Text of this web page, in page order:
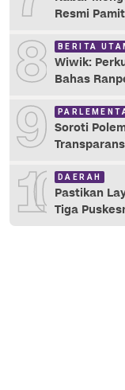
Resmi
8 BERITA
Wiwik:
Bahas
9
Soroti
10 DAERAH
Pastikan
Tiga